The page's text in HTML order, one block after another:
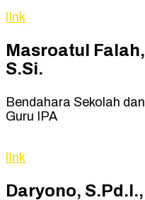
lInk
Masroatul Falah,
S.Si.
Bendahara Sekolah dan
Guru IPA
lInk
Daryono, S.Pd.I.,